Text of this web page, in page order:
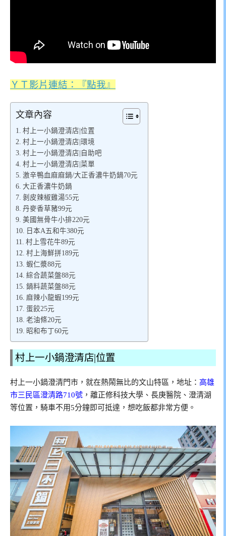
ＹＴ影片連結：『點我』
文章內容
村上一小鍋澄清店|位置
村上一小鍋澄清店|環境
村上一小鍋澄清店|自助吧
村上一小鍋澄清店|菜單
激辛鴨血麻麻鍋/大正香濃牛奶鍋70元
大正香濃牛奶鍋
剝皮辣椒雞湯55元
丹麥香草豬99元
美國無骨牛小排220元
日本A五和牛380元
村上雪花牛89元
村上海鮮拼189元
蝦仁漿88元
綜合蔬菜盤88元
鍋料蔬菜盤88元
麻辣小龍蝦199元
蛋餃25元
老油條20元
昭和布丁60元
村上一小鍋澄清店|位置
村上一小鍋澄清門市，就在熱鬧無比的文山特區，地址： 高雄
市三民區澄清路710號 ，離正修科技大學、長庚醫院、澄清湖
等位置，騎車不用5分鐘即可抵達，想吃飯都非常方便。